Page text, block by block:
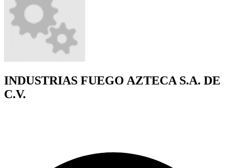
INDUSTRIAS FUEGO AZTECA S.A. DE
C.V.